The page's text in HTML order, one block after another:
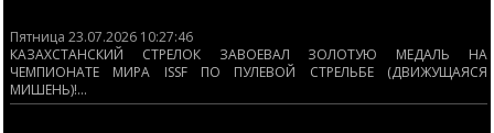
Пятница 23.07.2026 10:27:46
КАЗАХСТАНСКИЙ СТРЕЛОК ЗАВОЕВАЛ ЗОЛОТУЮ МЕДАЛЬ НА
ЧЕМПИОНАТЕ МИРА ISSF ПО ПУЛЕВОЙ СТРЕЛЬБЕ (ДВИЖУЩАЯСЯ
МИШЕНЬ)!...